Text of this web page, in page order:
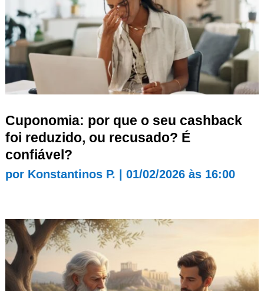
Cuponomia: por que o seu cashback
foi reduzido, ou recusado? É
confiável?
por Konstantinos P. 01/02/2026 às 16:00